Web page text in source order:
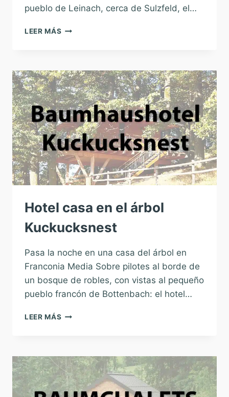
pueblo de Leinach, cerca de Sulzfeld, el…
LEER MÁS CASA
LEINACH
Hotel casa en el árbol
Kuckucksnest
Pasa la noche en una casa del árbol en
Franconia Media Sobre pilotes al borde de
un bosque de robles, con vistas al pequeño
pueblo francón de Bottenbach: el hotel…
LEER MÁS HOTEL
ÁRBOL
KUCKUCKSNEST